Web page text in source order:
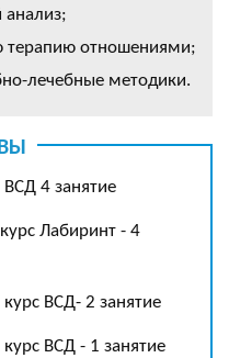
анализ;
терапию отношениями;
лечебные методики.
4 занятие
Лабиринт - 4
ВСД- 2 занятие
ВСД - 1 занятие